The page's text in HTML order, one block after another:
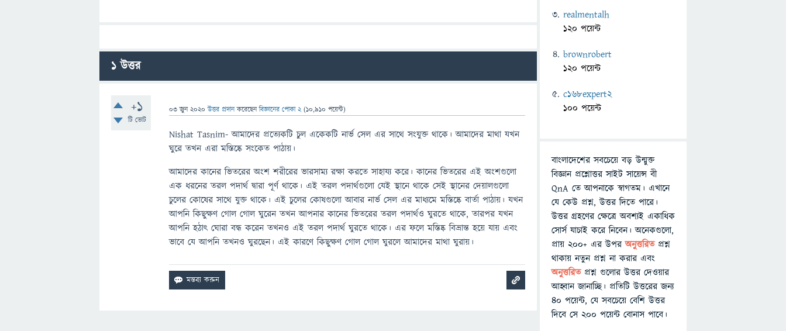
1উত্তর
+1
টি ভোট
03 জুন 2020 উত্তর প্রদান করেছেনবিজ্ঞানের পোকা 2 (10,910 পয়েন্ট)
Nishat Tasnim- আমাদের প্রত্যেকটি চুল একেকটি নার্ভ সেল এর সাথে সংযুক্ত থাকে। আমাদের মাথা যখন
ঘুরে তখন এরা মস্তিষ্কে সংকেত পাঠায়।
আমাদের কানের ভিতরের অংশ শরীরের ভারসাম্য রক্ষা করতে সাহায্য করে। কানের ভিতরের এই অংশগুলো
এক ধরনের তরল পদার্থ দ্বারা পূর্ণ থাকে। এই তরল পদার্থগুলো যেই স্থানে থাকে সেই স্থানের দেয়ালগুলো
চুলের কোষের সাথে যুক্ত থাকে। এই চুলের কোষগুলো আবার নার্ভ সেল এর মাধ্যমে মস্তিষ্কে বার্তা পাঠায়। যখন
আপনি কিছুক্ষণ গোল গোল ঘুরেন তখন আপনার কানের ভিতরের তরল পদার্থও ঘুরতে থাকে, তারপর যখন
আপনি হঠাৎ ঘোরা বন্ধ করেন তখনও এই তরল পদার্থ ঘুরতে থাকে। এর ফলে মস্তিষ্ক বিভ্রান্ত হয়ে যায় এবং
ভাবে যে আপনি তখনও ঘুরছেন। এই কারণে কিছুক্ষণ গোল গোল ঘুরলে আমাদের মাথা ঘুরায়।
realmentalh
120 পয়েন্ট
brownrobert
120 পয়েন্ট
c168expert2
100 পয়েন্ট
বাংলাদেশের সবচেয়ে বড় উন্মুক্ত
বিজ্ঞান প্রশ্নোত্তর সাইট সায়েন্স বী
QnA তে আপনাকে স্বাগতম। এখানে
যে কেউ প্রশ্ন, উত্তর দিতে পারে।
উত্তর গ্রহণের ক্ষেত্রে অবশ্যই একাধিক
সোর্স যাচাই করে নিবেন। অনেকগুলো,
প্রায় ২০০+ এর উপরঅনুত্তরিতপ্রশ্ন
থাকায় নতুন প্রশ্ন না করার এবং
অনুত্তরিত প্রশ্ন গুলোর উত্তর দেওয়ার
আহ্বান জানাচ্ছি। প্রতিটি উত্তরের জন্য
৪০ পয়েন্ট, যে সবচেয়ে বেশি উত্তর
দিবে সে ২০০ পয়েন্ট বোনাস পাবে।